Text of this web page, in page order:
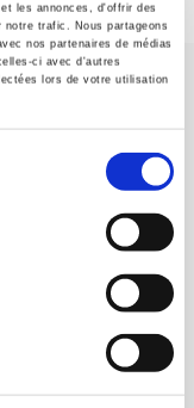
les annonces, d'offrir des
trafic. Nous partageons
nos partenaires de médias
ci avec d'autres
lors de votre utilisation
et sociales, les
leur création en 1976